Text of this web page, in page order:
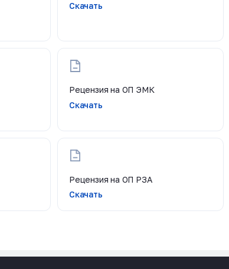
Скачать
Рецензия на ОП ЭМК
Скачать
Рецензия на ОП РЗА
Скачать